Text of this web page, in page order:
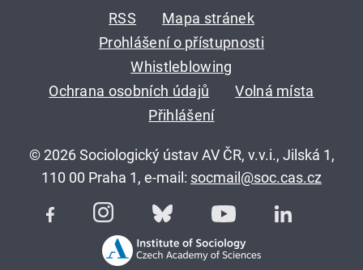
RSS
Mapa stránek
Prohlášení o přístupnosti
Whistleblowing
Ochrana osobních údajů
Volná místa
Přihlášení
© 2026 Sociologický ústav AV ČR, v.v.i., Jilská 1,
110 00 Praha 1, e-mail: socmail@soc.cas.cz